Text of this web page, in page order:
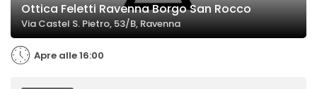
Ottica Feletti Ravenna Borgo San Rocco
Via Castel S. Pietro, 53/B, Ravenna
Apre alle 16:00